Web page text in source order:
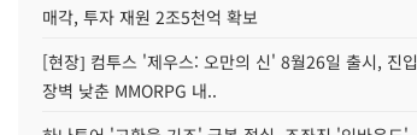
매각, 투자 재원 2조5천억 확보
[현장] 컴투스 '제우스: 오만의 신' 8월26일 출시, 진입
장벽 낮춘 MMORPG 내..